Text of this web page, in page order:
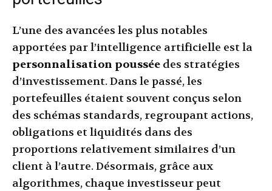
L’une des avancées les plus notables
apportées par l’intelligence artificielle est la
personnalisation poussée des stratégies
d’investissement. Dans le passé, les
portefeuilles étaient souvent conçus selon
des schémas standards, regroupant actions,
obligations et liquidités dans des
proportions relativement similaires d’un
client à l’autre. Désormais, grâce aux
algorithmes, chaque investisseur peut